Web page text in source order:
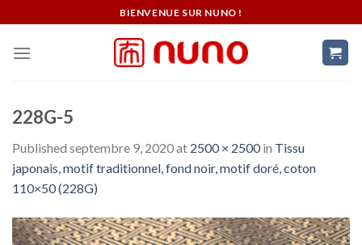
to
content
BIENVENUE SUR NUNO !
228G-5
Published septembre 9, 2020at 2500 × 2500in Tissu
japonais, motif traditionnel, fond noir, motif doré, coton
110×50 (228G)